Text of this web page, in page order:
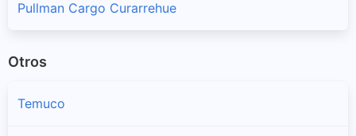
Pullman Cargo Curarrehue
Otros
Temuco